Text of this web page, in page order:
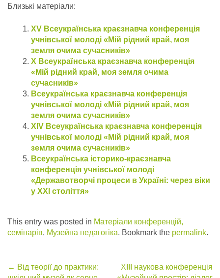
Близькі матеріали:
ХV Всеукраїнська краєзнавча конференція
учнівської молоді «Мій рідний край, моя
земля очима сучасників»
Х Всеукраїнська краєзнавча конференція
«Мій рідний край, моя земля очима
сучасників»
Всеукраїнська краєзнавча конференція
учнівської молоді «Мій рідний край, моя
земля очима сучасників»
ХІV Всеукраїнська краєзнавча конференція
учнівської молоді «Мій рідний край, моя
земля очима сучасників»
Всеукраїнська історико-краєзнавча
конференція учнівської молоді
«Державотворчі процеси в Україні: через віки
у ХХІ століття»
This entry was posted in Матеріали конференцій,
семінарів, Музейна педагогіка. Bookmark the permalink.
Post
← Від теорії до практики:
ХІІІ наукова конференція